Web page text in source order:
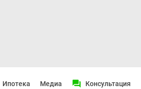
Ипотека Медиа Консультация